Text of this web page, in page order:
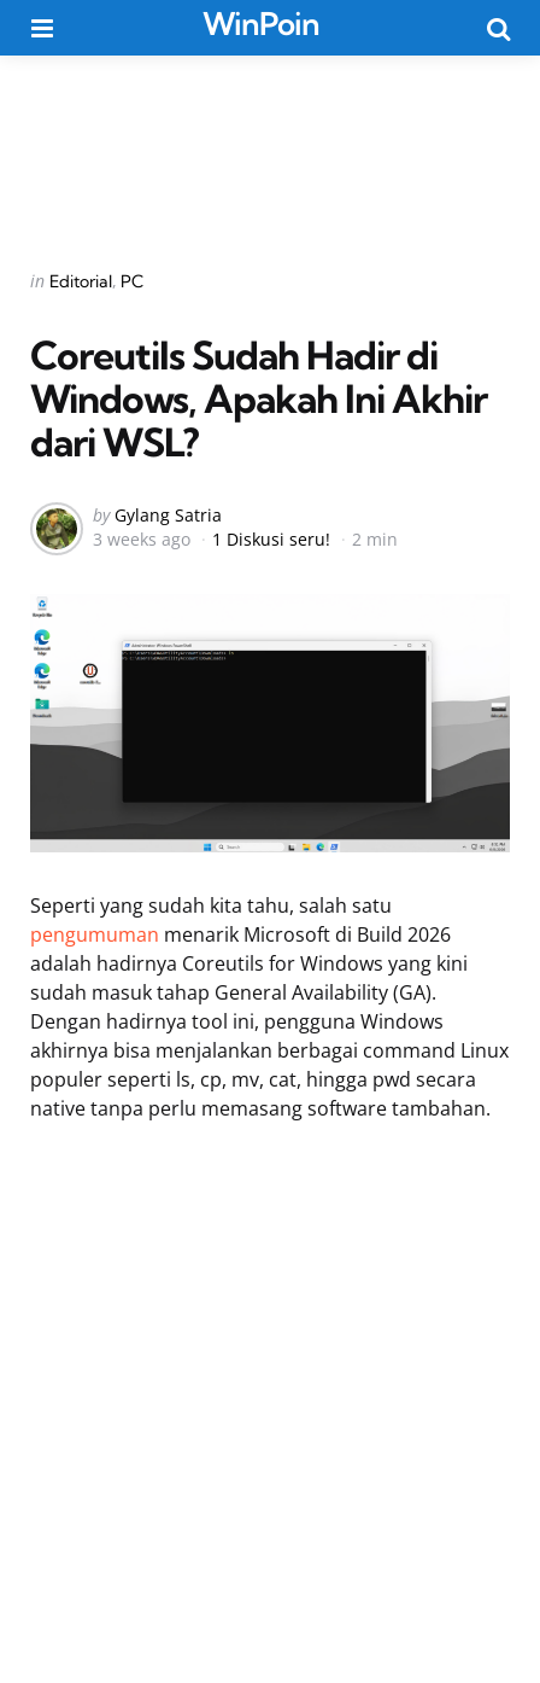
WinPoin
Categories
Posted
in Editorial PC
Coreutils Sudah Hadir di
Windows, Apakah Ini Akhir
dari WSL?
Posted
by
by Gylang Satria
3 weeks ago
1 Diskusi seru! 2 min
Seperti yang sudah kita tahu, salah satu
pengumuman menarik Microsoft di Build 2026
adalah hadirnya Coreutils for Windows yang kini
sudah masuk tahap General Availability (GA).
Dengan hadirnya tool ini, pengguna Windows
akhirnya bisa menjalankan berbagai command Linux
populer seperti ls, cp, mv, cat, hingga pwd secara
native tanpa perlu memasang software tambahan.